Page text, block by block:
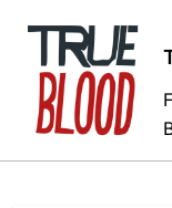
contenu